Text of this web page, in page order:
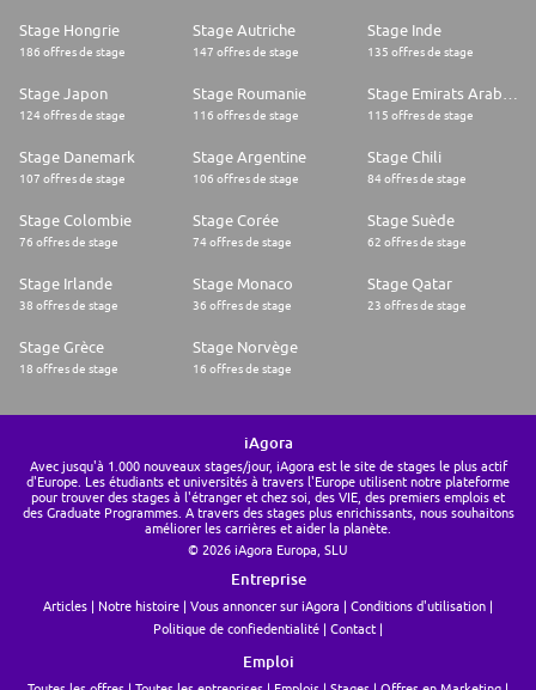
Stage Hongrie
186 offres de stage
Stage Autriche
147 offres de stage
Stage Inde
135 offres de stage
Stage Japon
124 offres de stage
Stage Roumanie
116 offres de stage 115 offres de stage
Stage Danemark
107 offres de stage
Stage Argentine
106 offres de stage
Stage Chili
84 offres de stage
Stage Colombie
76 offres de stage
Stage Corée
74 offres de stage
Stage Suède
62 offres de stage
Stage Irlande
38 offres de stage
Stage Monaco
36 offres de stage
Stage Qatar
23 offres de stage
Stage Grèce
18 offres de stage
Stage Norvège
16 offres de stage
iAgora
Avec jusqu'à 1.000 nouveaux stages/jour, iAgora est le site de stages le plus actif
d'Europe. Les étudiants et universités à travers l'Europe utilisent notre plateforme
pour trouver des stages à l'étranger et chez soi, des VIE, des premiers emplois et
des Graduate Programmes. A travers des stages plus enrichissants, nous souhaitons
améliorer les carrières et aider la planète.
© 2026 iAgora Europa, SLU
Entreprise
Articles Notre histoire Vous annoncer sur iAgora
Conditions d'utilisation
Politique de confiedentialité
Contact
Emploi